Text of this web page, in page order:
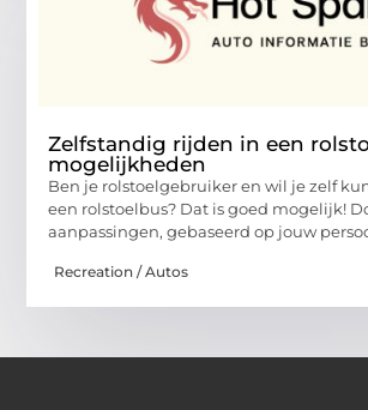
Zelfstandig rijden in een
mogelijkheden
Ben je rolstoelgebruiker en wil je zelf
een rolstoelbus? Dat is goed mogelijk!
aanpassingen, gebaseerd op jouw
Recreation / Autos